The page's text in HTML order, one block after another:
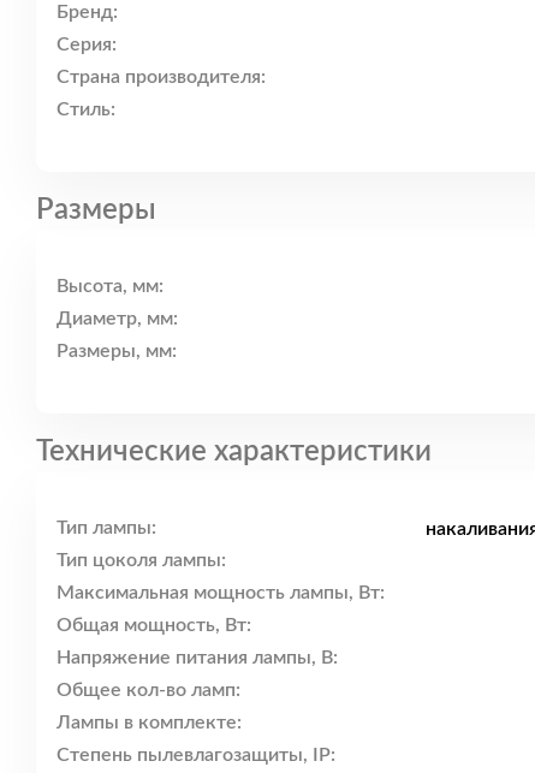
Бренд:
Серия:
Страна производителя:
Стиль:
Размеры
Высота, мм:
Диаметр, мм:
Размеры, мм:
Технические характеристики
Тип лампы:
Тип цоколя лампы:
Максимальная мощность лампы, Вт:
Общая мощность, Вт:
Напряжение питания лампы, В:
Общее кол-во ламп:
Лампы в комплекте:
Степень пылевлагозащиты, IP: